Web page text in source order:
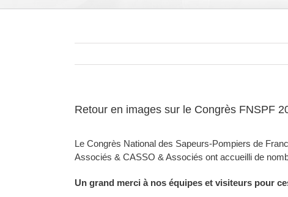
Retour en images sur le Congrès FNSPF
Le Congrès National des Sapeurs-Pompiers de
Associés & CASSO & Associés ont accueilli de
Un grand merci à nos équipes et visiteurs pour